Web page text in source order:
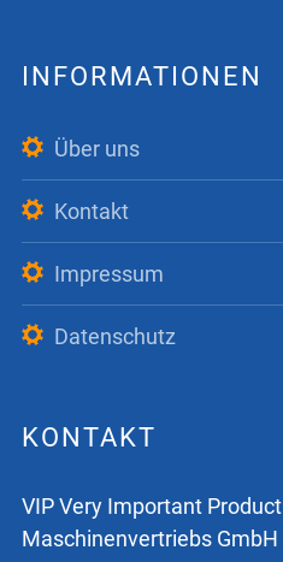
INFORMATIONEN
Über uns
Kontakt
Impressum
Datenschutz
KONTAKT
VIP Very Important Product
Maschinenvertriebs GmbH